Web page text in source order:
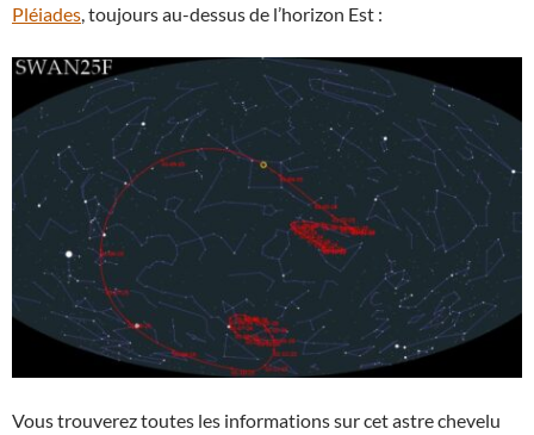
Pléiades , toujours au-dessus de l’horizon Est :
Vous trouverez toutes les informations sur cet astre chevelu